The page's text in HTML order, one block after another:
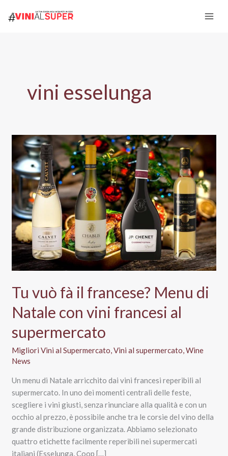
vini esselunga
Tu vuò fà il francese? Menu di
Natale con vini francesi al
supermercato
Migliori Vini al Supermercato,Vini al supermercato,Wine
News
Un menu di Natale arricchito dai vini francesi reperibili al
supermercato. In uno dei momenti centrali delle feste,
scegliere i vini giusti, senza rinunciare alla qualità e con un
occhio al prezzo, è possibile anche tra le corsie del vino della
grande distribuzione organizzata. Abbiamo selezionato
quattro etichette facilmente reperibili nei supermercati
italiani (Esselunga, Coop […]